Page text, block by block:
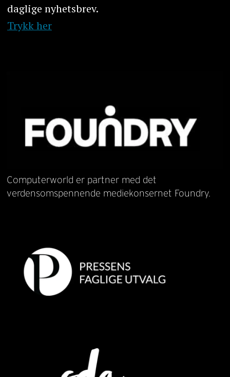
daglige nyhetsbrev.
Trykk her
Computerworld er partner med det
verdensomspennende mediekonsernet Foundry.